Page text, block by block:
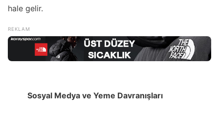
hale gelir.
Sosyal Medya ve Yeme Davranışları